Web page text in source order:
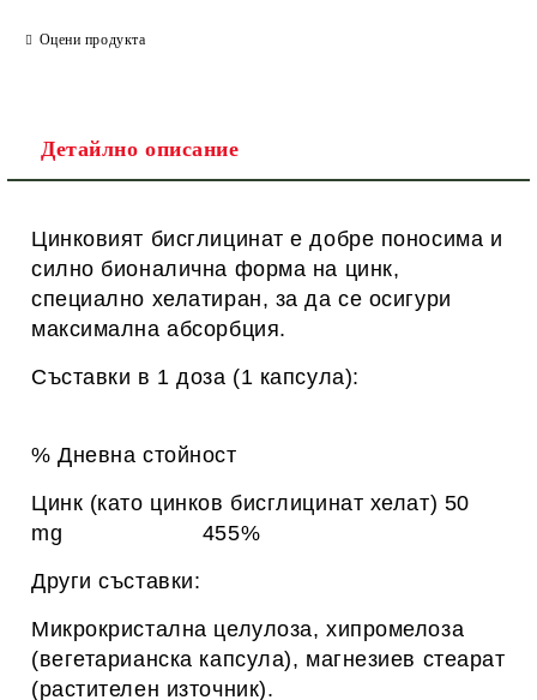
Ние ще се свържем с вас в рамките на работния ден.
Оцени продукта
Детайлно описание
Цинковият бисглицинат е добре поносима и
силно бионалична форма на цинк,
специално хелатиран, за да се осигури
максимална абсорбция.
Съставки в 1 доза (1 капсула):
% Дневна стойност
Цинк (като цинков бисглицинат хелат) 50
mg 455%
Други съставки:
Микрокристална целулоза, хипромелоза
(вегетарианска капсула), магнезиев стеарат
(растителен източник).